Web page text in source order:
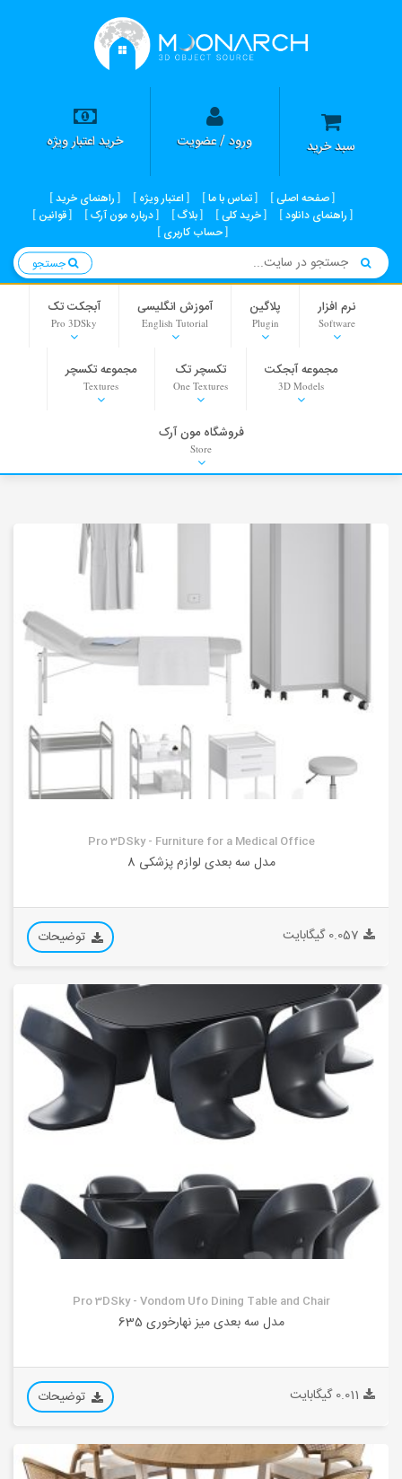
سبد خرید ورود / عضویت خرید اعتبار ویژه
صفحه اصلی تماس با ما اعتبار ویژه
راهنمای خرید
راهنمای دانلود
خرید کلی بلاگ درباره مون آرک
قوانین
حساب کاربری
نرم افزار
Software
پلاگین
Plugin
آموزش انگلیسی
English Tutorial
آبجکت تک
Pro 3DSky
مجموعه آبجکت
3D Models
تکسچر تک
One Textures
مجموعه تکسچر
Textures
PNG-PSD
Background
Stock Images
فروشگاه مون آرک
Store
Pro 3DSky - Furniture for a Medical Office
مدل سه بعدی لوازم پزشکی 8
0.057 گیگابایت توضیحات
Pro 3DSky - Vondom Ufo Dining Table and Chair
مدل سه بعدی میز نهارخوری 635
0.011 گیگابایت توضیحات